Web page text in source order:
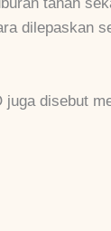
dilepaskan
disebut